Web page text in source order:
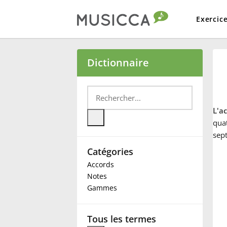
Български
Deutsch
Español
Dictionnaire
Catégories
Accords
Notes
Gammes
Tous les termes